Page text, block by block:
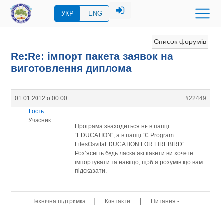
УКР ENG
Список форумів
Re:Re: імпорт пакета заявок на
виготовлення диплома
01.01.2012 о 00:00
#22449
Гость
Учасник
Програма знаходиться не в папці
“EDUCATION”, а в папці “C:Program
FilesOsvitaEDUCATION FOR FIREBIRD”.
Роз’ясніть будь ласка які пакети ви хочете
імпортувати та навіщо, щоб я розумів що вам
підсказати.
Технічна підтримка | Контакти |
Питання -